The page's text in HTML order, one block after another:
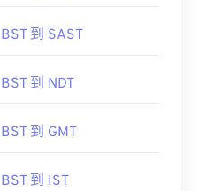
BST 到 SAST
BST 到 NDT
BST 到 GMT
BST 到 IST